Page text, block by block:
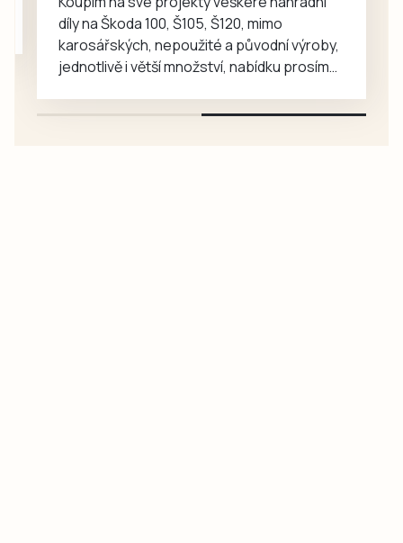
díly na Škoda 100, Š105, Š120, mimo
karosářských, nepoužité a původní výroby,
jednotlivě i větší množství, nabídku prosím